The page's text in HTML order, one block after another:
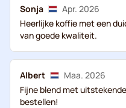
Sonja
Apr. 2026
Heerlijke koffie met een
van goede kwaliteit.
Albert
Maa. 2026
Fijne blend met
bestellen!